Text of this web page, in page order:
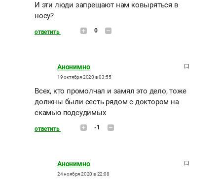
И эти люди запрещают нам ковыряться в
носу?
ответить 0
Анонимно
19 октября 2020 в 03:55
Всех, кто промолчал и замял это дело, тоже
должны были сесть рядом с доктором на
скамью подсудимых
ответить -1
Анонимно
24 ноября 2020 в 22:08